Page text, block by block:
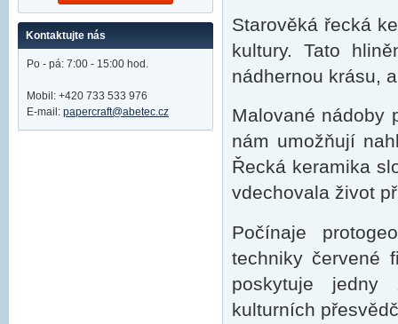
Starověká řecká
kultury. Tato
nádhernou krásu,
Malované nádoby
nám umožňují
Řecká keramika
vdechovala život
Počínaje
techniky červené
poskytuje jedny
kulturních
Kontaktujte nás
Po - pá: 7:00 - 15:00 hod.
Mobil: +420 733 533 976
E-mail: papercraft@abetec.cz